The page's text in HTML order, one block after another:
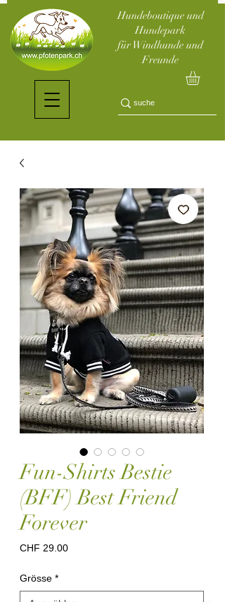
Hundeboutique und
Hundepark
für Windhunde und
Freunde
Fun-Shirts Bestie
(BFF) Best Friend
Forever
CHF 29.00Preis
Grösse *